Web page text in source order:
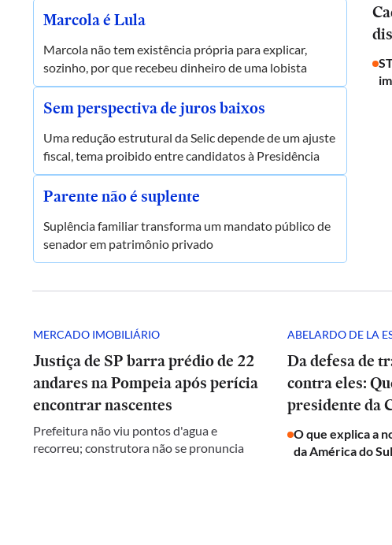
Marcola é Lula
Marcola não tem existência própria para explicar,
sozinho, por que recebeu dinheiro de uma lobista
Sem perspectiva de juros baixos
Uma redução estrutural da Selic depende de um ajuste
fiscal, tema proibido entre candidatos à Presidência
Parente não é suplente
Suplência familiar transforma um mandato público de
senador em patrimônio privado
MERCADO IMOBILIÁRIO
Justiça de SP barra prédio de 22
andares na Pompeia após perícia
encontrar nascentes
Prefeitura não viu pontos d'agua e
recorreu; construtora não se pronuncia
ABELARDO DE LA
Da defesa de
contra eles:
presidente da
O que explica a
da América do Sul